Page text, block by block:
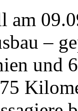
am
–
und